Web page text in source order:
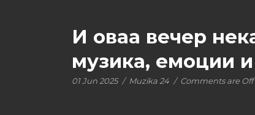
И оваа вечер
музика, емоции
01 Jun 2025 / Muzika 24 / Comments are Off